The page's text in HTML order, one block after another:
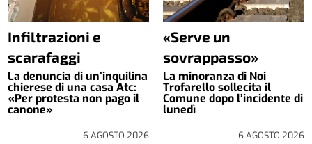
Infiltrazioni e
scarafaggi
La denuncia di un’inquilina
chierese di una casa Atc:
«Per protesta non pago il
canone»
6 AGOSTO 2026
«Serve un
sovrappasso»
La minoranza di Noi
Trofarello sollecita il
Comune dopo l’incidente di
lunedì
6 AGOSTO 2026